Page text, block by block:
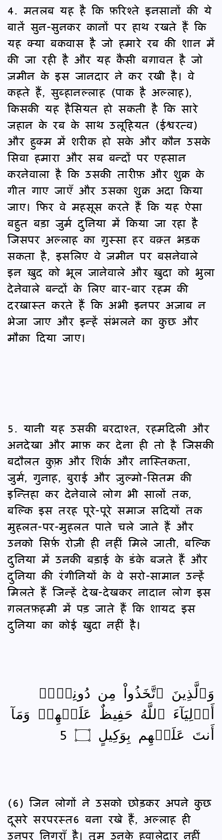
4. मतलब यह है कि फ़रिश्ते इनसानों की ये
बातें सुन-सुनकर कानों पर हाथ रखते हैं कि
यह क्या बकवास है जो हमारे रब की शान में
की जा रही है और यह कैसी बग़ावत है जो
ज़मीन के इस जानदार ने कर रखी है। वे
कहते हैं, सुब्हानल्लाह (पाक है अल्लाह),
किसकी यह हैसियत हो सकती है कि सारे
जहान के रब के साथ उलूहियत (ईश्वरत्व)
और हुक्म में शरीक हो सके और कौन उसके
सिवा हमारा और सब बन्दों पर एहसान
करनेवाला है कि उसकी तारीफ़ और शुक्र के
गीत गाए जाएँ और उसका शुक्र अदा किया
जाए। फिर वे महसूस करते हैं कि यह ऐसा
बहुत बड़ा जुर्म दुनिया में किया जा रहा है
जिसपर अल्लाह का ग़ुस्सा हर वक़्त भड़क
सकता है, इसलिए वे ज़मीन पर बसनेवाले
इन ख़ुद को भूल जानेवाले और ख़ुदा को भुला
देनेवाले बन्दों के लिए बार-बार रहम की
दरख़ास्त करते हैं कि अभी इनपर अज़ाब न
भेजा जाए और इन्हें संभलने का कुछ और
मौक़ा दिया जाए।
5. यानी यह उसकी बरदाश्त, रहमदिली और
अनदेखा और माफ़ कर देना ही तो है जिसकी
बदौलत कुफ़्र और शिर्क और नास्तिकता,
जुर्म, गुनाह, बुराई और ज़ुल्मो-सितम की
इन्तिहा कर देनेवाले लोग भी सालों तक,
बल्कि इस तरह पूरे-पूरे समाज सदियों तक
मुहलत-पर-मुहलत पाते चले जाते हैं और
उनको सिर्फ़ रोज़ी ही नहीं मिले जाती, बल्कि
दुनिया में उनकी बड़ाई के डंके बजते हैं और
दुनिया की रंगीनियों के वे सरो-सामान उन्हें
मिलते हैं जिन्हें देख-देखकर नादान लोग इस
ग़लतफ़हमी में पड़ जाते हैं कि शायद इस
दुनिया का कोई ख़ुदा नहीं है।
وَٱلَّذِينَ ٱتَّخَذُواْ مِن دُونِهٖۦٓ
أَوۡلِيَآءَ ٱللَّهُ حَفِيظٌ عَلَيۡهِمۡ وَمَآ
أَنتَ عَلَيۡهِم بِوَكِيلٍ ۝ 5
(6) जिन लोगों ने उसको छोड़कर अपने कुछ
दूसरे सरपरस्त6 बना रखे हैं, अल्लाह ही
उनपर निगराँ है। तुम उनके हवालेदार नहीं